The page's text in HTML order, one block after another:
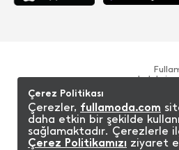
pantolon,
iddialı
alışveriş
silüetler
detaylar
Çerez Politikası
Çerezler, fullamoda.com
daha etkin bir şekilde
sağlamaktadır. Çerezlerle
Çerez Politikamızı ziyaret